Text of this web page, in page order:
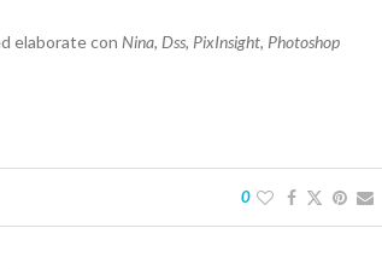
elaborate con Nina, Dss, PixInsight, Photoshop
0